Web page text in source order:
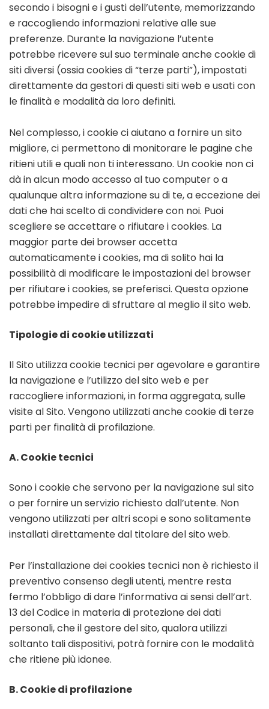
secondo i bisogni e i gusti dell’utente, memorizzando
e raccogliendo informazioni relative alle sue
preferenze. Durante la navigazione l’utente
potrebbe ricevere sul suo terminale anche cookie di
siti diversi (ossia cookies di “terze parti”), impostati
direttamente da gestori di questi siti web e usati con
le finalità e modalità da loro definiti.
Nel complesso, i cookie ci aiutano a fornire un sito
migliore, ci permettono di monitorare le pagine che
ritieni utili e quali non ti interessano. Un cookie non ci
dà in alcun modo accesso al tuo computer o a
qualunque altra informazione su di te, a eccezione dei
dati che hai scelto di condividere con noi. Puoi
scegliere se accettare o rifiutare i cookies. La
maggior parte dei browser accetta
automaticamente i cookies, ma di solito hai la
possibilità di modificare le impostazioni del browser
per rifiutare i cookies, se preferisci. Questa opzione
potrebbe impedire di sfruttare al meglio il sito web.
Tipologie di cookie utilizzati
Il Sito utilizza cookie tecnici per agevolare e garantire
la navigazione e l’utilizzo del sito web e per
raccogliere informazioni, in forma aggregata, sulle
visite al Sito. Vengono utilizzati anche cookie di terze
parti per finalità di profilazione.
A. Cookie tecnici
Sono i cookie che servono per la navigazione sul sito
o per fornire un servizio richiesto dall’utente. Non
vengono utilizzati per altri scopi e sono solitamente
installati direttamente dal titolare del sito web.
Per l’installazione dei cookies tecnici non è richiesto il
preventivo consenso degli utenti, mentre resta
fermo l’obbligo di dare l’informativa ai sensi dell’art.
13 del Codice in materia di protezione dei dati
personali, che il gestore del sito, qualora utilizzi
soltanto tali dispositivi, potrà fornire con le modalità
che ritiene più idonee.
B. Cookie di profilazione